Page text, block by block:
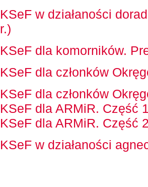
KSeF w działaności
r.)
KSeF dla komorników.
KSeF dla członków
KSeF dla członków
KSeF dla ARMiR. Część
KSeF dla ARMiR. Część
KSeF w działaności